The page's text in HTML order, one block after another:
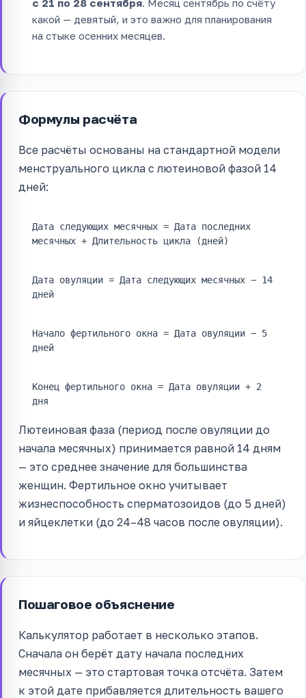
с 21 по 28 сентября. Месяц сентябрь по счёту
какой — девятый, и это важно для планирования
на стыке осенних месяцев.
Формулы расчёта
Все расчёты основаны на стандартной модели
менструального цикла с лютеиновой фазой 14
дней:
Дата следующих месячных = Дата последних
месячных + Длительность цикла (дней)
Дата овуляции = Дата следующих месячных − 14
дней
Начало фертильного окна = Дата овуляции − 5
дней
Конец фертильного окна = Дата овуляции + 2
дня
Лютеиновая фаза (период после овуляции до
начала месячных) принимается равной 14 дням
— это среднее значение для большинства
женщин. Фертильное окно учитывает
жизнеспособность сперматозоидов (до 5 дней)
и яйцеклетки (до 24–48 часов после овуляции).
Пошаговое объяснение
Калькулятор работает в несколько этапов.
Сначала он берёт дату начала последних
месячных — это стартовая точка отсчёта. Затем
к этой дате прибавляется длительность вашего